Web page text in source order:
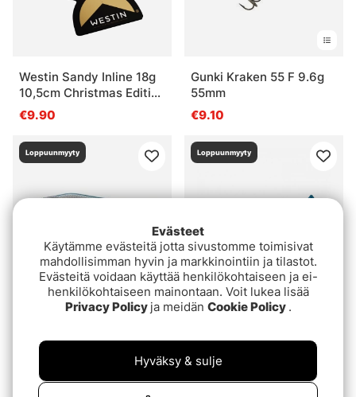
Westin Sandy Inline 18g
10,5cm Christmas Edition
25
€9.90
Gunki Kraken 55 F 9.6g
55mm
€9.10
Superdeal
Loppuunmyyty
Daiwa Prorex Lazy Jerk
Loppuunmyyty
RenzStein RenzShad
€8.30
Loppuunmyyty
Evästeet
Käytämme evästeitä jotta sivustomme toimisivat
mahdollisimman hyvin ja markkinointiin ja tilastot.
Evästeitä voidaan käyttää henkilökohtaiseen ja ei-
henkilökohtaiseen mainontaan. Voit lukea lisää
Privacy Policy ja meidän Cookie Policy .
Hyväksy & sulje